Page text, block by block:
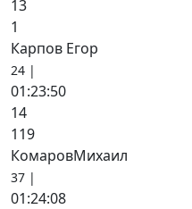
13
1
Карпов Егор
24 |
01:23:50
14
119
КомаровМихаил
37 |
01:24:08